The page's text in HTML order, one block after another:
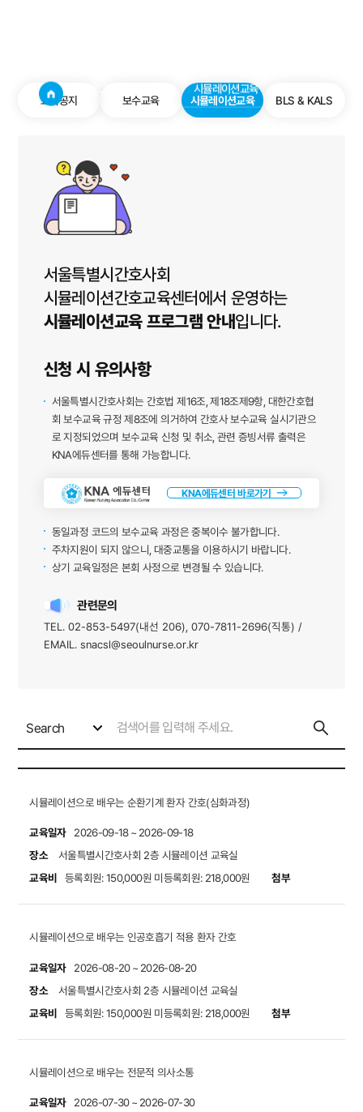
교육프로그램 시뮬레이션교육
교육공지 보수교육 시뮬레이션교육 BLS & KALS
서울특별시간호사회
시뮬레이션간호교육센터에서 운영하는
시뮬레이션교육 프로그램 안내입니다.
신청 시 유의사항
서울특별시간호사회는 간호법 제16조, 제18조제9항, 대한간호협
회 보수교육 규정 제8조에 의거하여 간호사 보수교육 실시기관으
로 지정되었으며 보수교육 신청 및 취소, 관련 증빙서류 출력은
KNA에듀센터를 통해 가능합니다.
KNA에듀센터 바로가기
동일과정 코드의 보수교육 과정은 중복이수 불가합니다.
주차지원이 되지 않으니, 대중교통을 이용하시기 바랍니다.
상기 교육일정은 본회 사정으로 변경될 수 있습니다.
관련문의
TEL. 02-853-5497(내선 206), 070-7811-2696(직통) /
EMAIL. snacsl@seoulnurse.or.kr
Search
시뮬레이션으로 배우는 순환기계 환자 간호(심화과정)
교육일자 2026-09-18 ~ 2026-09-18
장소 서울특별시간호사회 2층 시뮬레이션 교육실
교육비 등록회원: 150,000원 미등록회원: 218,000원 첨부
시뮬레이션으로 배우는 인공호흡기 적용 환자 간호
교육일자 2026-08-20 ~ 2026-08-20
장소 서울특별시간호사회 2층 시뮬레이션 교육실
교육비 등록회원: 150,000원 미등록회원: 218,000원 첨부
시뮬레이션으로 배우는 전문적 의사소통
교육일자 2026-07-30 ~ 2026-07-30